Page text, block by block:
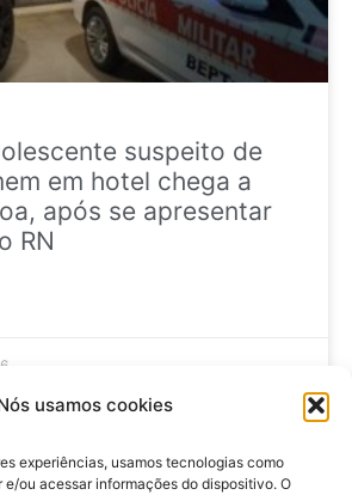
usamos cookies
experiências, usamos tecnologias como
ou acessar informações do dispositivo. O
suspeito de
em hotel chega a
após se apresentar
RN
ELEIÇÕES